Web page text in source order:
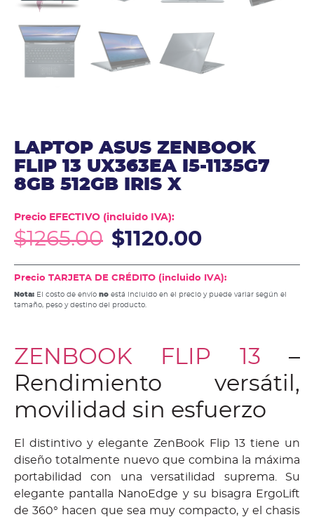
LAPTOP ASUS ZENBOOK
FLIP 13 UX363EA I5-1135G7
8GB 512GB IRIS X
Precio EFECTIVO (incluido IVA):
$1265.00 $1120.00
Precio TARJETA DE CRÉDITO (incluido IVA):
Nota: El costo de envío no está incluido en el precio y puede variar según el
tamaño, peso y destino del producto.
ZENBOOK FLIP 13 –
Rendimiento versátil,
movilidad sin esfuerzo
El distintivo y elegante ZenBook Flip 13 tiene un
diseño totalmente nuevo que combina la máxima
portabilidad con una versatilidad suprema. Su
elegante pantalla NanoEdge y su bisagra ErgoLift
de 360° hacen que sea muy compacto, y el chasis